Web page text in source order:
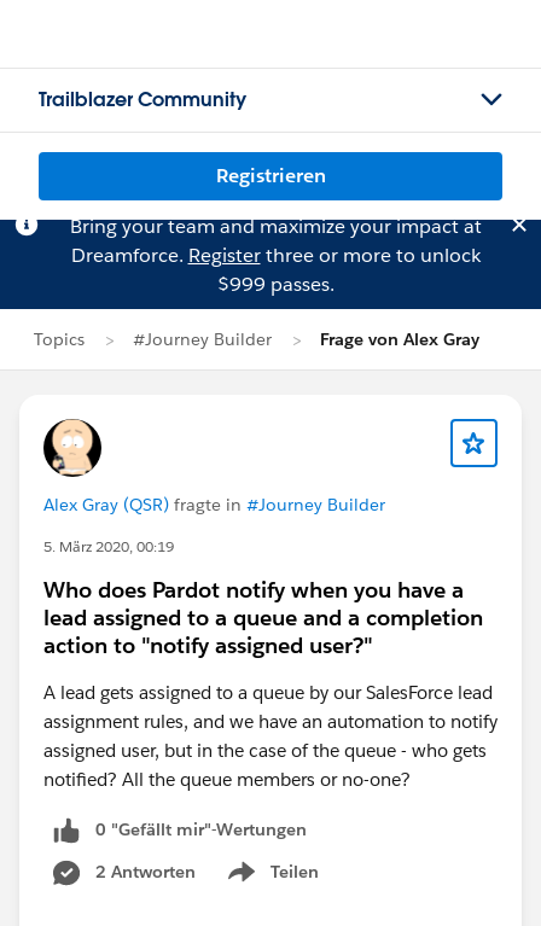
Trailblazer Community
Registrieren
Bring your team and maximize your impact at
Dreamforce. Registerthree or more to unlock
$999 passes.
Topics #Journey Builder Frage von Alex Gray
Alex Gray (QSR) fragte in #Journey Builder
5. März 2020, 00:19
Who does Pardot notify when you have a
lead assigned to a queue and a completion
action to "notify assigned user?"
A lead gets assigned to a queue by our SalesForce lead
assignment rules, and we have an automation to notify
assigned user, but in the case of the queue - who gets
notified? All the queue members or no-one?
0 "Gefällt mir"-Wertungen
2 Antworten
Teilen
Show menu